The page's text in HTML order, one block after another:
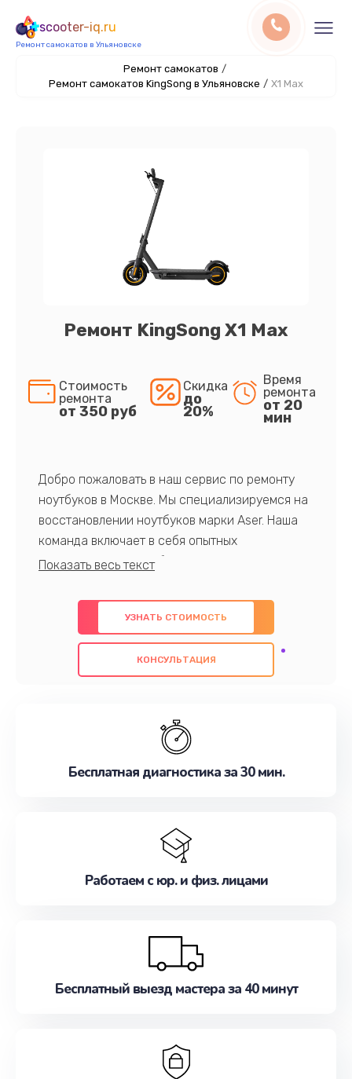
scooter-iq.ru
Ремонт самокатов в Ульяновске
Ремонт самокатов /
Ремонт самокатов KingSong в Ульяновске / X1 Max
Ремонт KingSong X1 Max
Стоимость
ремонта
от 350 руб
Скидка
до
20%
Время
ремонта
от 20
мин
Добро пожаловать в наш сервис по ремонту
ноутбуков в Москве. Мы специализируемся на
восстановлении ноутбуков марки Aser. Наша
команда включает в себя опытных
профессионалов с обширными знаниями и
предлагаем быстрый и качественный ремонт с
использованием оригинальных компонентов, а
также гарантируем качество всех
проведенных работ. Наша цель - предоставить
наилучшим образом. Не медлите записаться на
УЗНАТЬ СТОИМОСТЬ
КОНСУЛЬТАЦИЯ
Бесплатная диагностика за 30 мин.
Работаем с юр. и физ. лицами
Бесплатный выезд мастера за 40 минут